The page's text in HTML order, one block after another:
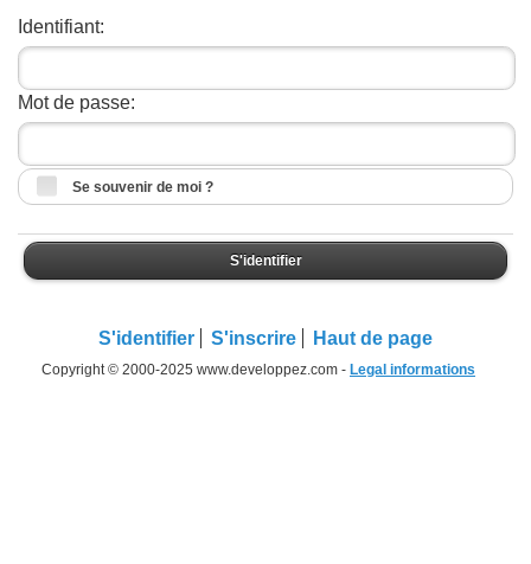
Identifiant:
Mot de passe:
Se souvenir de moi ?
S'identifier
S'identifier S'inscrire Haut de page
Copyright © 2000-2025 www.developpez.com - Legal informations